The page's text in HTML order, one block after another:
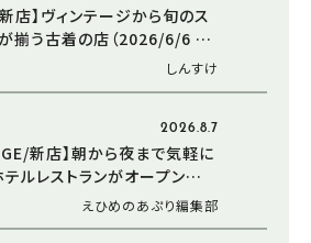
店】ヴィンテージから旬のス
が揃う古着の店（2026/6/6 愛
しんすけ
2026.8.7
新店】朝から夜まで気軽に
ルレストランがオープン
愛媛/松山市）えひめのあぷり編集部